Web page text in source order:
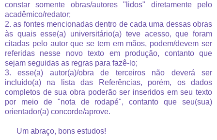
constar somente obras/autores "lidos" diretamente pelo
acadêmico/redator;
2. as fontes mencionadas dentro de cada uma dessas obras
às quais esse(a) universitário(a) teve acesso, que foram
citadas pelo autor que se tem em mãos, podem/devem ser
referidas nesse novo texto em produção, contanto que
sejam seguidas as regras para fazê-lo;
3. esse(a) autor(a)/obra de terceiros não deverá ser
incluído(a) na lista das Referências, porém, os dados
completos de sua obra poderão ser inseridos em seu texto
por meio de "nota de rodapé", contanto que seu(sua)
orientador(a) concorde/aprove.
Um abraço, bons estudos!